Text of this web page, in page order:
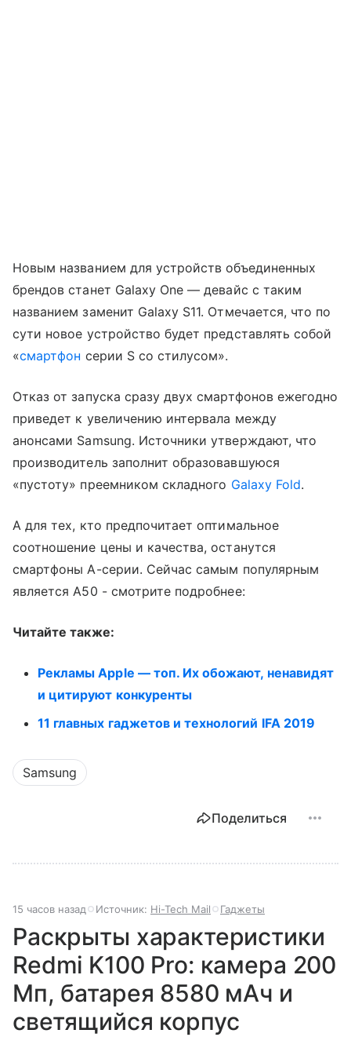
Новым названием для устройств объединенных
брендов станет Galaxy One — девайс с таким
названием заменит Galaxy S11. Отмечается, что по
сути новое устройство будет представлять собой
«смартфон серии S со стилусом».
Отказ от запуска сразу двух смартфонов ежегодно
приведет к увеличению интервала между
анонсами Samsung. Источники утверждают, что
производитель заполнит образовавшуюся
«пустоту» преемником складного Galaxy Fold.
А для тех, кто предпочитает оптимальное
соотношение цены и качества, останутся
смартфоны A-серии. Сейчас самым популярным
является A50 - смотрите подробнее:
Читайте также:
Рекламы Apple — топ. Их обожают, ненавидят
и цитируют конкуренты
11 главных гаджетов и технологий IFA 2019
Samsung
Поделиться
15 часов назад Источник: Hi-Tech Mail Гаджеты
Раскрыты характеристики
Redmi K100 Pro: камера 200
Мп, батарея 8580 мАч и
светящийся корпус